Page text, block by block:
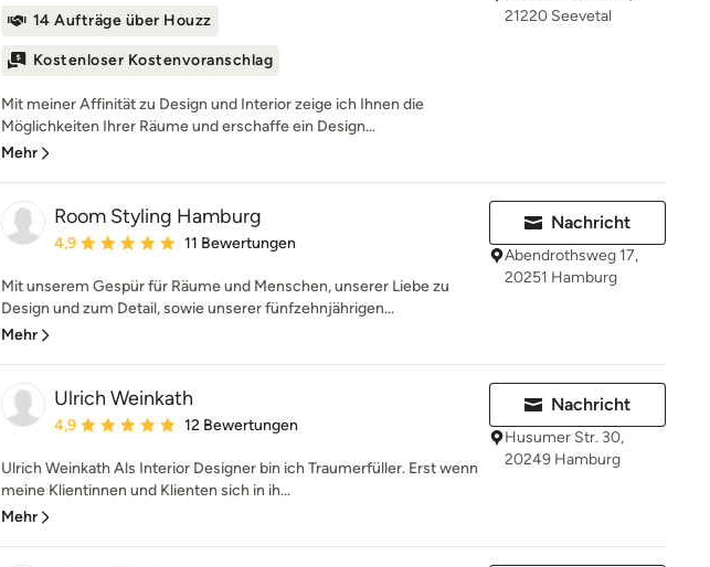
14 Aufträge über Houzz
Kostenloser Kostenvoranschlag
Mit meiner Affinität zu Design und Interior zeige ich Ihnen die
Möglichkeiten Ihrer Räume und erschaffe ein Design...
Mehr
21220 Seevetal
Room Styling Hamburg
Durchschnittliche Bewertung: 4.9 von 5 Sternen
4,9 11 Bewertungen
Mit unserem Gespür für Räume und Menschen, unserer Liebe zu
Design und zum Detail, sowie unserer fünfzehnjährigen...
Mehr
Nachricht
Abendrothsweg 17,
20251 Hamburg
Ulrich Weinkath
Durchschnittliche Bewertung: 4.9 von 5 Sternen
4,9 12 Bewertungen
Ulrich Weinkath Als Interior Designer bin ich Traumerfüller. Erst wenn
meine Klientinnen und Klienten sich in ih...
Mehr
Nachricht
Husumer Str. 30,
20249 Hamburg